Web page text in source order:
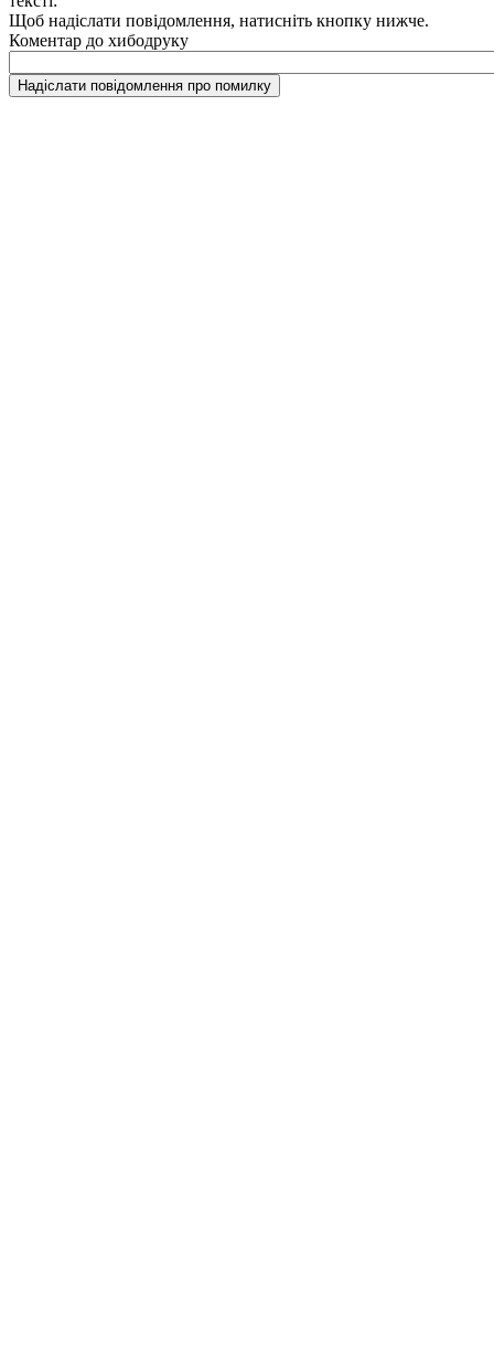
Щоб надіслати повідомлення, натисніть кнопку нижче.
Коментар до хибодруку